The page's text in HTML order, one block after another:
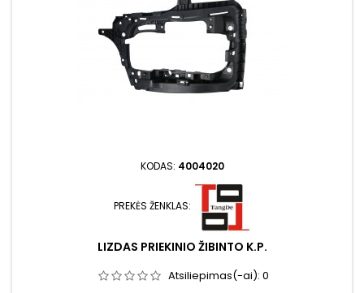
KODAS: 4004020
PREKĖS ŽENKLAS:
LIZDAS PRIEKINIO ŽIBINTO K.P.
Atsiliepimas(-ai): 0